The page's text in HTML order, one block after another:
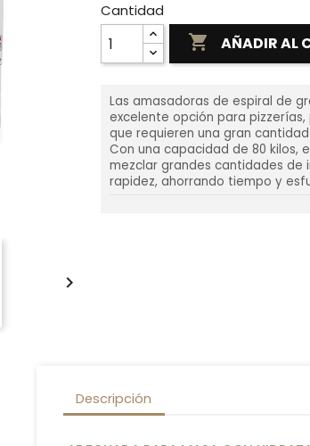

Cantidad
 AÑADIR AL
Las amasadoras de espiral de
excelente opción para
que requieren una gran
Con una capacidad de 80 kilos,
mezclar grandes cantidades de
rapidez, ahorrando tiempo y
Descripción